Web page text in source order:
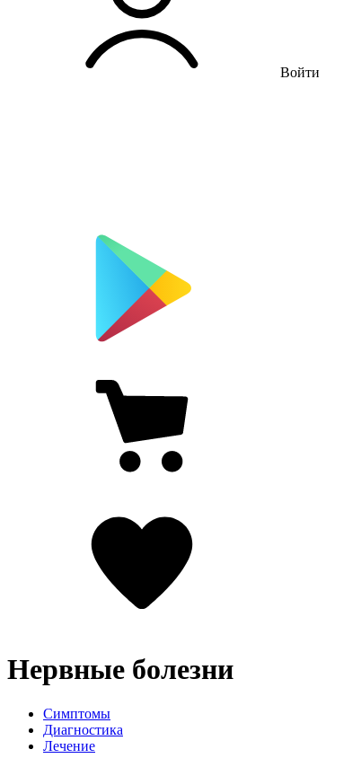
Войти
Нервные болезни
Симптомы
Диагностика
Лечение